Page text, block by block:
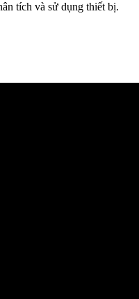
tích và sử dụng thiết bị.